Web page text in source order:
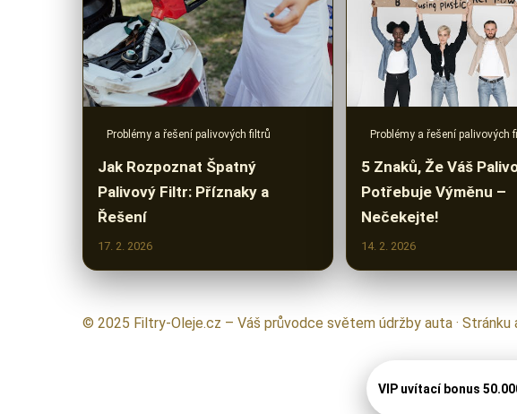
Problémy a řešení palivových filtrů
Jak Rozpoznat Špatný
Palivový Filtr: Příznaky a
Řešení
17. 2. 2026
Problémy a řešení palivových
5 Znaků, Že Váš
Potřebuje Výměnu –
Nečekejte!
14. 2. 2026
© 2025 Filtry-Oleje.cz – Váš průvodce světem údržby auta · Stránku
VIP uvítací bonus